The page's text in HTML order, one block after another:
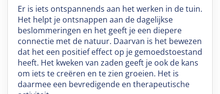
Er is iets ontspannends aan het werken in de tuin.
Het helpt je ontsnappen aan de dagelijkse
beslommeringen en het geeft je een diepere
connectie met de natuur. Daarvan is het bewezen
dat het een positief effect op je gemoedstoestand
heeft. Het kweken van zaden geeft je ook de kans
om iets te creëren en te zien groeien. Het is
daarmee een bevredigende en therapeutische